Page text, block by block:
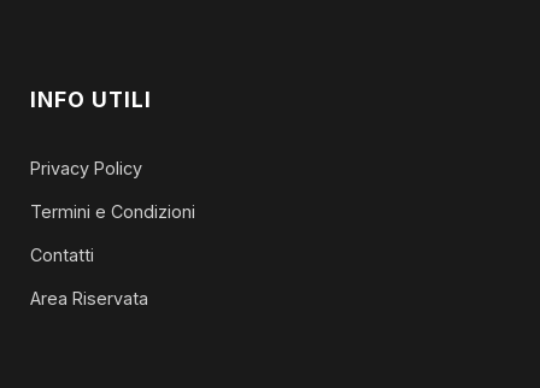
INFO UTILI
Privacy Policy
Termini e Condizioni
Contatti
Area Riservata